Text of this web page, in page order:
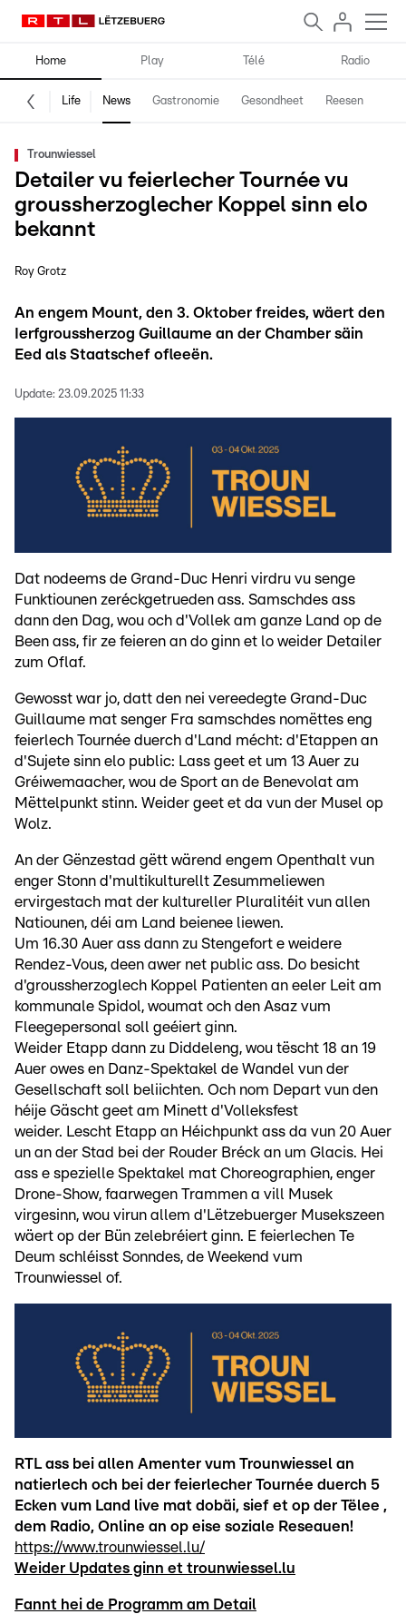
Home Play Télé Radio
Life News Gastronomie Gesondheet Reesen
Trounwiessel
Detailer vu feierlecher Tournée vu
groussherzoglecher Koppel sinn elo
bekannt
Roy Grotz
An engem Mount, den 3. Oktober freides, wäert den
Ierfgroussherzog Guillaume an der Chamber säin
Eed als Staatschef ofleeën.
Update: 23.09.2025 11:33
Dat nodeems de Grand-Duc Henri virdru vu senge
Funktiounen zeréckgetrueden ass. Samschdes ass
dann den Dag, wou och d'Vollek am ganze Land op de
Been ass, fir ze feieren an do ginn et lo weider Detailer
zum Oflaf.
Gewosst war jo, datt den nei vereedegte Grand-Duc
Guillaume mat senger Fra samschdes nomëttes eng
feierlech Tournée duerch d'Land mécht: d'Etappen an
d'Sujete sinn elo public: Lass geet et um 13 Auer zu
Gréiwemaacher, wou de Sport an de Benevolat am
Mëttelpunkt stinn. Weider geet et da vun der Musel op
Wolz.
An der Gënzestad gëtt wärend engem Openthalt vun
enger Stonn d'multikulturellt Zesummeliewen
ervirgestach mat der kultureller Pluralitéit vun allen
Natiounen, déi am Land beienee liewen.
Um 16.30 Auer ass dann zu Stengefort e weidere
Rendez-Vous, deen awer net public ass. Do besicht
d'groussherzoglech Koppel Patienten an eeler Leit am
kommunale Spidol, woumat och den Asaz vum
Fleegepersonal soll geéiert ginn.
Weider Etapp dann zu Diddeleng, wou tëscht 18 an 19
Auer owes en Danz-Spektakel de Wandel vun der
Gesellschaft soll beliichten. Och nom Depart vun den
héije Gäscht geet am Minett d'Volleksfest
weider. Lescht Etapp an Héichpunkt ass da vun 20 Auer
un an der Stad bei der Rouder Bréck an um Glacis. Hei
ass e spezielle Spektakel mat Choreographien, enger
Drone-Show, faarwegen Trammen a vill Musek
virgesinn, wou virun allem d'Lëtzebuerger Musekszeen
wäert op der Bün zelebréiert ginn. E feierlechen Te
Deum schléisst Sonndes, de Weekend vum
Trounwiessel of.
RTL ass bei allen Amenter vum Trounwiessel an
natierlech och bei der feierlecher Tournée duerch 5
Ecken vum Land live mat dobäi, sief et op der Tëlee ,
dem Radio, Online an op eise soziale Reseauen!
https://www.trounwiessel.lu/
Weider Updates ginn et trounwiessel.lu
Fannt hei de Programm am Detail